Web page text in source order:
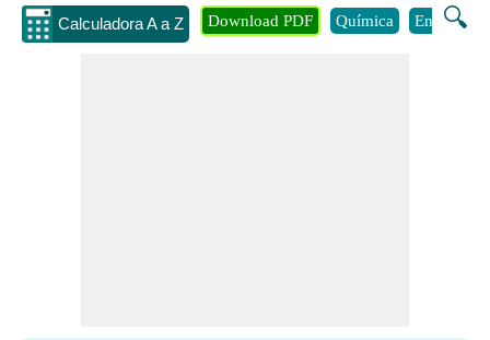
Calculadora A a Z 🔍
Download PDF Química